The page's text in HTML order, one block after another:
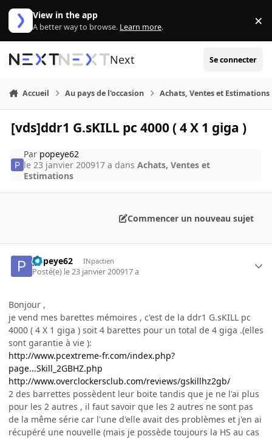
Aller au contenu
View in the app
A better way to browse. Learn more. ×
Next Se connecter
Accueil Au pays de l'occasion Achats, Ventes et Estimations
[vds]ddr1 G.sKILL pc 4000 ( 4 X 1 giga )
Par popeye62
le 23 janvier 200917 a dansAchats, Ventes et
Estimations
Commencer un nouveau sujet
popeye62 INpactien
Posté(e) le 23 janvier 200917 a
Bonjour ,
je vend mes barettes mémoires , c'est de la ddr1 G.sKILL pc
4000 ( 4 X 1 giga ) soit 4 barettes pour un total de 4 giga .(elles
sont garantie à vie ):
http://www.pcextreme-fr.com/index.php?
page...Skill_2GBHZ.php
http://www.overclockersclub.com/reviews/gskillhz2gb/
2 des barrettes possèdent leur boite tandis que je ne l'ai plus
pour les 2 autres , il faut savoir que les 2 autres ne sont pas
de la même série car l'une d'elle avait des problèmes et j'en ai
récupéré une nouvelle (mais je possède toujours la HS au cas